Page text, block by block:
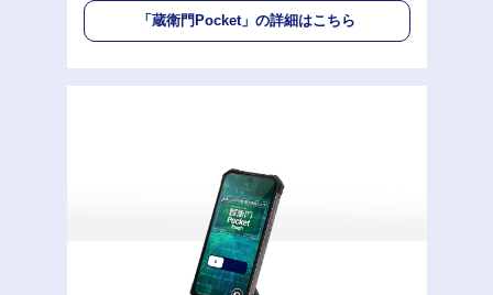
「蔵衛門Pocket」 の詳細はこちら